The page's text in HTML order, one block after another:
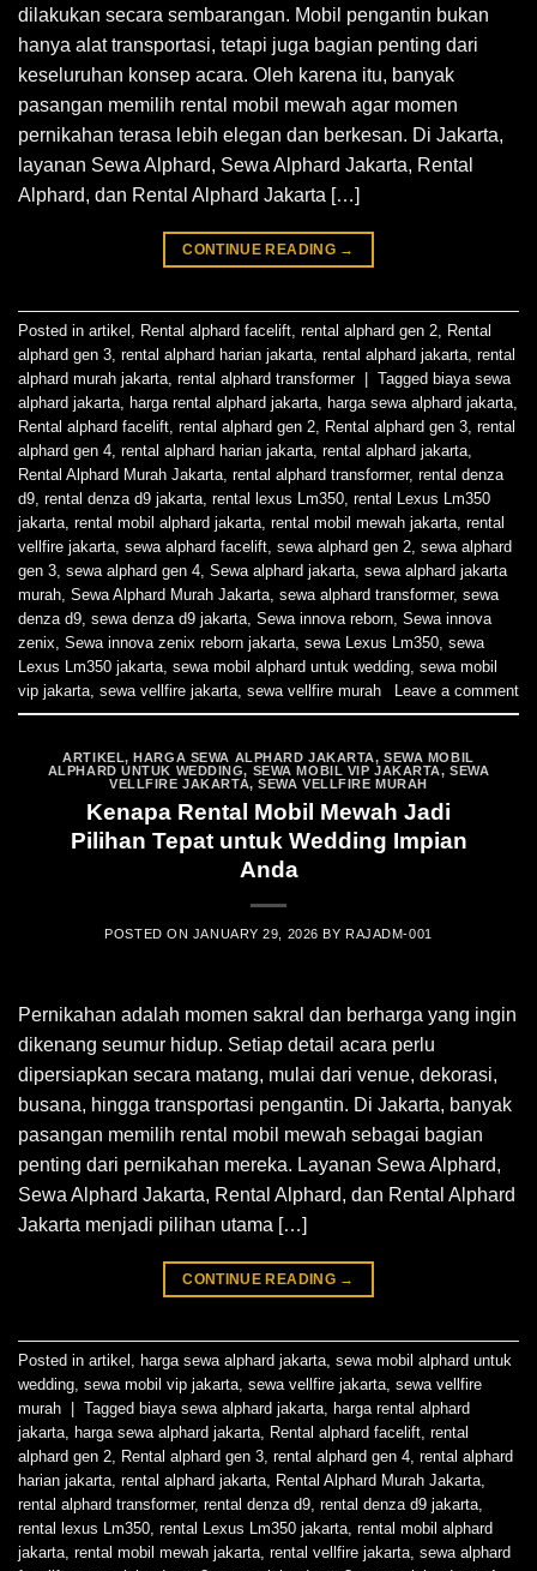
dilakukan secara sembarangan. Mobil pengantin bukan
hanya alat transportasi, tetapi juga bagian penting dari
keseluruhan konsep acara. Oleh karena itu, banyak
pasangan memilih rental mobil mewah agar momen
pernikahan terasa lebih elegan dan berkesan. Di Jakarta,
layanan Sewa Alphard, Sewa Alphard Jakarta, Rental
Alphard, dan Rental Alphard Jakarta […]
CONTINUE READING →
Posted in artikel , Rental alphard facelift, rental alphard gen 2, Rental
alphard gen 3, rental alphard harian jakarta, rental alphard jakarta, rental
alphard murah jakarta, rental alphard transformer Tagged biaya sewa
alphard jakarta, harga rental alphard jakarta, harga sewa alphard jakarta,
Rental alphard facelift, rental alphard gen 2, Rental alphard gen 3, rental
alphard gen 4, rental alphard harian jakarta, rental alphard jakarta,
Rental Alphard Murah Jakarta, rental alphard transformer, rental denza
d9, rental denza d9 jakarta, rental lexus Lm350, rental Lexus Lm350
jakarta, rental mobil alphard jakarta, rental mobil mewah jakarta, rental
vellfire jakarta, sewa alphard facelift, sewa alphard gen 2, sewa alphard
gen 3, sewa alphard gen 4, Sewa alphard jakarta, sewa alphard jakarta
murah, Sewa Alphard Murah Jakarta, sewa alphard transformer, sewa
denza d9, sewa denza d9 jakarta, Sewa innova reborn, Sewa innova
zenix, Sewa innova zenix reborn jakarta, sewa Lexus Lm350, sewa
Lexus Lm350 jakarta, sewa mobil alphard untuk wedding, sewa mobil
vip jakarta, sewa vellfire jakarta, sewa vellfire murah Leave a comment
ARTIKEL,HARGA SEWA ALPHARD JAKARTA,SEWA MOBIL
ALPHARD UNTUK WEDDING, SEWA MOBIL VIP JAKARTA,SEWA
VELLFIRE JAKARTA,SEWA VELLFIRE MURAH
Kenapa Rental Mobil Mewah Jadi
Pilihan Tepat untuk Wedding Impian
Anda
POSTED ON JANUARY 29, 2026 BY RAJADM-001
Pernikahan adalah momen sakral dan berharga yang ingin
dikenang seumur hidup. Setiap detail acara perlu
dipersiapkan secara matang, mulai dari venue, dekorasi,
busana, hingga transportasi pengantin. Di Jakarta, banyak
pasangan memilih rental mobil mewah sebagai bagian
penting dari pernikahan mereka. Layanan Sewa Alphard,
Sewa Alphard Jakarta, Rental Alphard, dan Rental Alphard
Jakarta menjadi pilihan utama […]
CONTINUE READING →
Posted in artikel harga sewa alphard jakarta sewa mobil alphard untuk
wedding sewa mobil vip jakarta sewa vellfire jakarta sewa vellfire
murah
Tagged biaya sewa alphard jakarta
harga rental alphard
jakarta
harga sewa alphard jakarta Rental alphard facelift rental
alphard gen 2
Rental alphard gen 3 rental alphard gen 4 rental alphard
harian jakarta rental alphard jakarta Rental Alphard Murah Jakarta
rental alphard transformer, rental denza d9 rental denza d9 jakarta
rental lexus Lm350 rental Lexus Lm350 jakarta rental mobil alphard
jakarta rental mobil mewah jakarta rental vellfire jakarta sewa alphard